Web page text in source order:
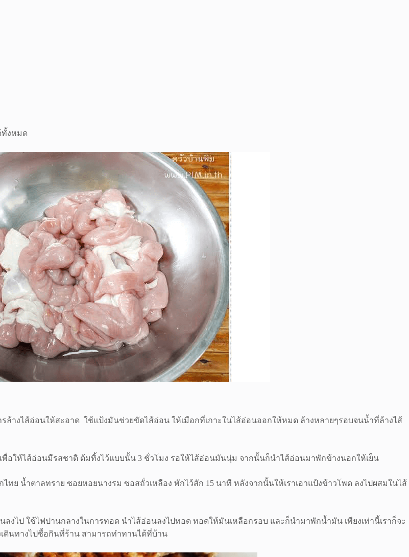
ทั้งหมด
ล้างไส้อ่อนให้สะอาด ใช้แป้งมันช่วยขัดไส้อ่อน ให้เมือกที่เกาะในไส้อ่อนออกให้หมด ล้างหลายๆรอบจนน้ำที่ล้างไส้
พื่อให้ไส้อ่อนมีรสชาติ ต้มทิ้งไว้แบบนั้น 3 ชั่วโมง รอให้ไส้อ่อนมันนุ่ม จากนั้นก็นำไส้อ่อนมาพักข้างนอกให้เย็น
ย น้ำตาลทราย ซอยหอยนางรม ซอสถั่วเหลือง พักไว้สัก 15 นาที หลังจากนั้นให้เราเอาแป้งข้าวโพด ลงไปผสมในไส้
ลงไป ใช้ไฟปานกลางในการทอด นำไส้อ่อนลงไปทอด ทอดให้มันเหลือกรอบ และก็นำมาพักน้ำมัน เพียงเท่านี้เราก็จะ
ดินทางไปซื้อกินที่ร้าน สามารถทำทานได้ที่บ้าน